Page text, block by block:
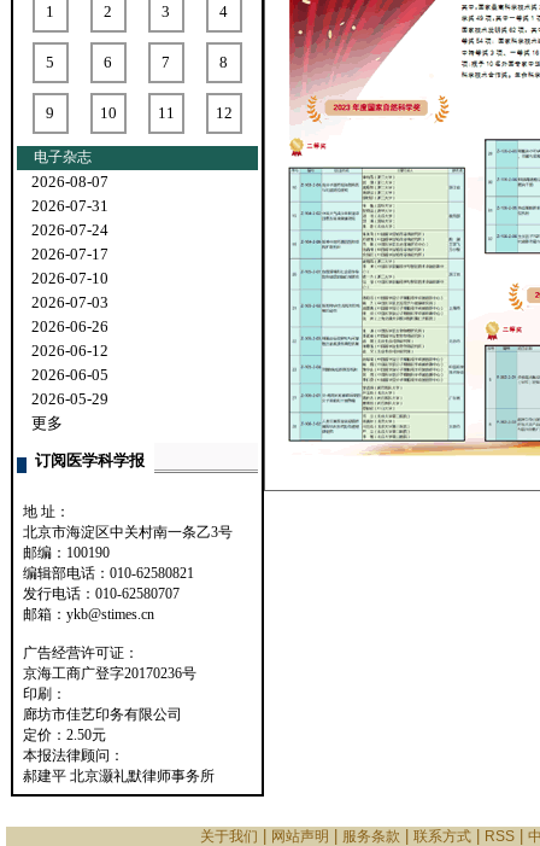
1 2 3 4
5 6 7 8
9 10 11 12
电子杂志
2026-08-07
2026-07-31
2026-07-24
2026-07-17
2026-07-10
2026-07-03
2026-06-26
2026-06-12
2026-06-05
2026-05-29
更多
订阅医学科学报
地 址：
北京市海淀区中关村南一条乙3号
邮编：100190
编辑部电话：010-62580821
发行电话：010-62580707
邮箱：ykb@stimes.cn
广告经营许可证：
京海工商广登字20170236号
印刷：
廊坊市佳艺印务有限公司
定价：2.50元
本报法律顾问：
郝建平 北京灏礼默律师事务所
关于我们 网站声明 服务条款 联系方式 RSS